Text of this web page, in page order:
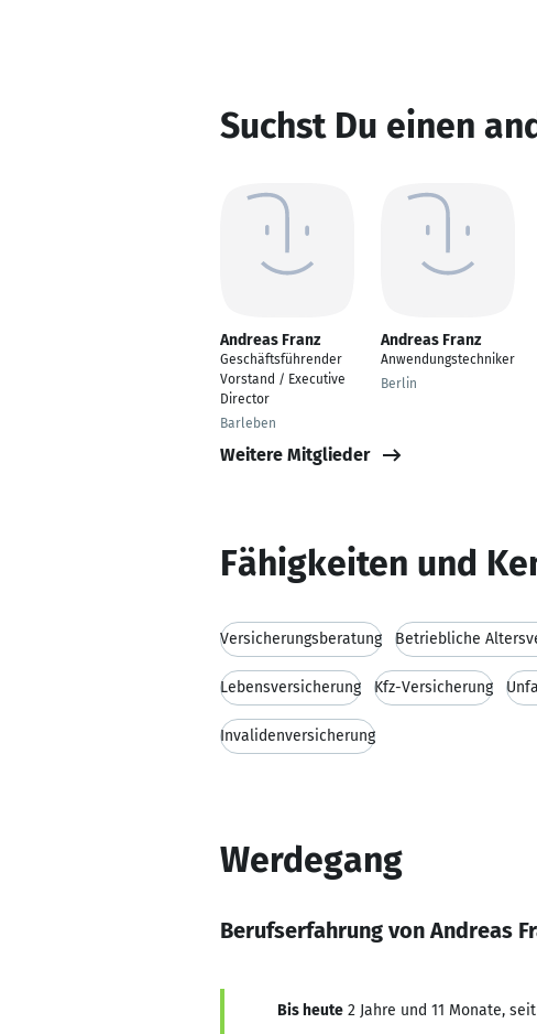
Suchst Du einen
Andreas Franz
Geschäftsführender
Vorstand / Executive
Director
Barleben
Andreas Franz
Anwendungstechniker
Berlin
Weitere Mitglieder
Fähigkeiten und
Versicherungsberatung Betriebliche
Lebensversicherung Kfz-Versicherung
Invalidenversicherung
Werdegang
Berufserfahrung von Andreas
Bis heute 2 Jahre und 11 Monate,